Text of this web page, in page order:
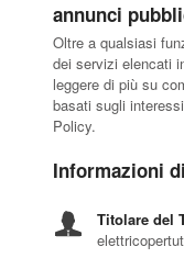
annunci
Oltre a qualsiasi
dei servizi elencati
leggere di più su
basati sugli
Policy.
Informazioni
Titolare del